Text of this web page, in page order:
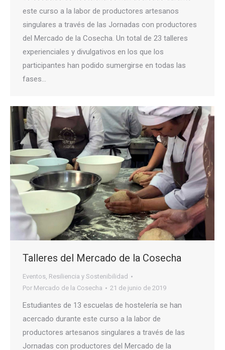
este curso a la labor de productores artesanos
singulares a través de las Jornadas con productores
del Mercado de la Cosecha. Un total de 23 talleres
experienciales y divulgativos en los que los
participantes han podido sumergirse en todas las
fases…
Talleres del Mercado de la Cosecha
Eventos, Resiliencia y Sostenibilidad
Por Mercado de la Cosecha 21 de junio de 2019
Estudiantes de 13 escuelas de hostelería se han
acercado durante este curso a la labor de
productores artesanos singulares a través de las
Jornadas con productores del Mercado de la